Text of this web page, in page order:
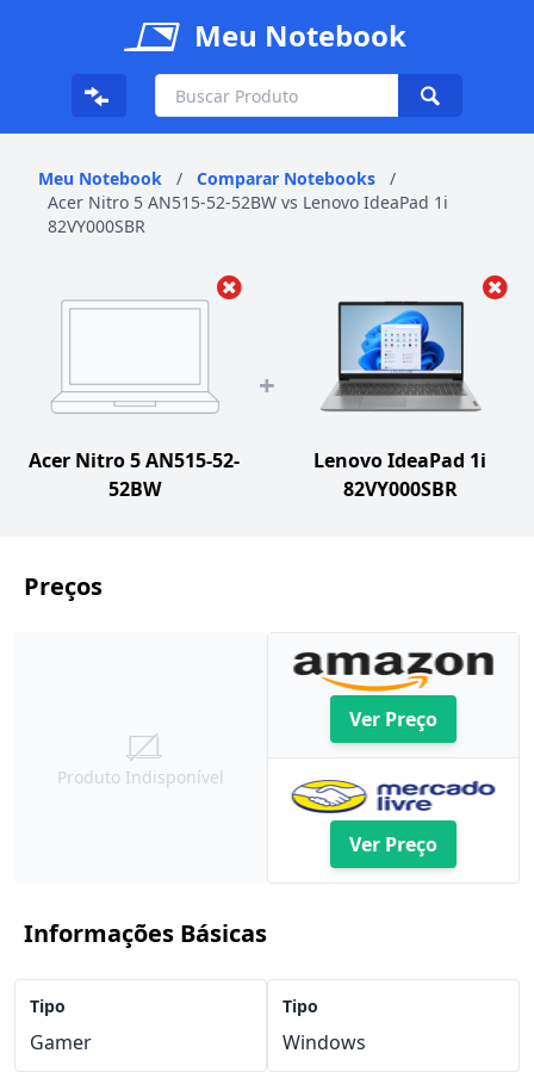
Meu Notebook
Meu Notebook / Comparar Notebooks
/
Acer Nitro 5 AN515-52-52BW vs Lenovo IdeaPad 1i
82VY000SBR
Acer Nitro 5 AN515-52-
52BW
+
Lenovo IdeaPad 1i
82VY000SBR
Preços
Produto Indisponível
Ver Preço
Ver Preço
Informações Básicas
Tipo
Gamer
Tipo
Windows